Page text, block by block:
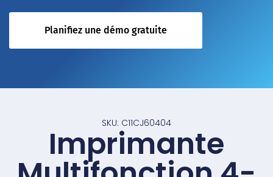
Planifiez une démo gratuite
SKU: C11CJ60404
Imprimante